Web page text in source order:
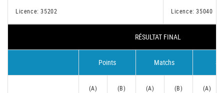
Licence: 35202 Licence: 35040
RÉSULTAT FINAL
Points Matchs
(A) (B) (A) (B) (A)